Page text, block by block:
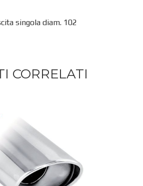
singola diam. 102
CORRELATI